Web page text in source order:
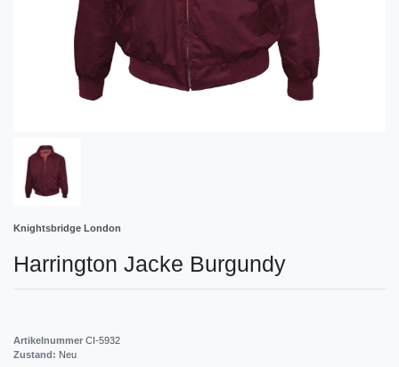
Knightsbridge London
Harrington Jacke Burgundy
Artikelnummer CI-5932
Zustand: Neu